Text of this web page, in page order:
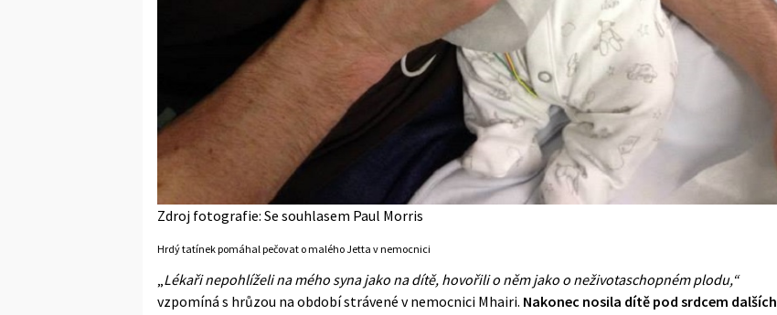
Zdroj fotografie: Se souhlasem Paul Morris
Hrdý tatínek pomáhal pečovat o malého Jetta v nemocnici
Lékaři nepohlíželi na mého syna jako na dítě, hovořili o něm jako o neživotaschopném plodu,“
vzpomíná s hrůzou na období strávené v nemocnici Mhairi. Nakonec nosila dítě pod srdcem dalších